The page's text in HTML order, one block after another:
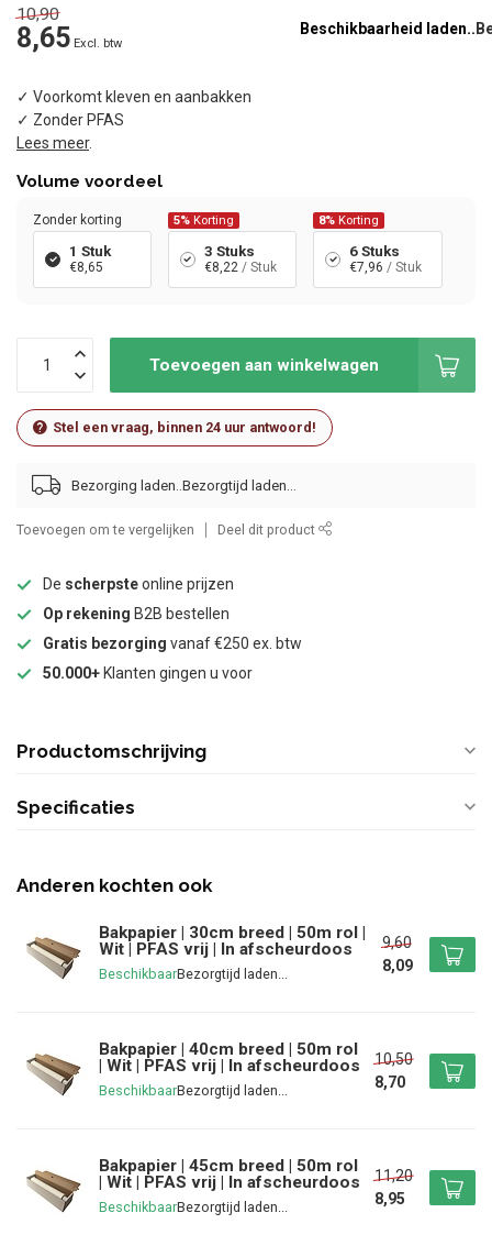
10,90
8,65 Excl. btw
Beschikbaarheid laden..
✓ Voorkomt kleven en aanbakken
✓ Zonder PFAS
Lees meer.
Volume voordeel
Zonder korting
1 Stuk
€8,65
5%Korting
3 Stuks
€8,22 / Stuk
8% Korting
6 Stuks
€7,96 / Stuk
Toevoegen aan winkelwagen
Stel een vraag, binnen 24 uur antwoord!
Bezorging laden..
Toevoegen om te vergelijken Deel dit product
De scherpsteonline prijzen
Op rekening B2B bestellen
Gratis bezorging vanaf €250 ex. btw
50.000+ Klanten gingen u voor
Productomschrijving
Specificaties
Anderen kochten ook
Bakpapier | 30cm breed | 50m rol |
Wit | PFAS vrij | In afscheurdoos
Beschikbaar
9,60
8,09
Bakpapier | 40cm breed | 50m rol
| Wit | PFAS vrij | In afscheurdoos
Beschikbaar
10,50
8,70
Bakpapier | 45cm breed | 50m rol
| Wit | PFAS vrij | In afscheurdoos
Beschikbaar
11,20
8,95